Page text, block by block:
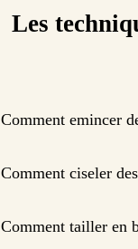
Les
Comment emincer
Comment ciseler
Comment tailler en